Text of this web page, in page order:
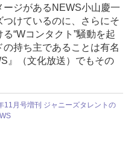
ジがあるNEWS小山慶一
けているのに、さらにそ
“Wコンタクト”騒動を起
持ち主であることは有名
』（文化放送）でもその
月号増刊 ジャニーズタレントの